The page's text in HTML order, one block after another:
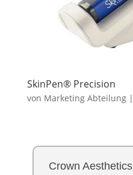
SkinPen® Precision
von Marketing Abteilung|
Crown Aesthetics